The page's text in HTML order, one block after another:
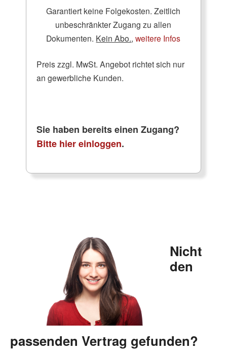
Garantiert keine Folgekosten. Zeitlich
unbeschränkter Zugang zu allen
Dokumenten. Kein Abo.,weitere Infos
Preis zzgl. MwSt. Angebot richtet sich nur
an gewerbliche Kunden.
Sie haben bereits einen Zugang?
Bitte hier einloggen.
Nicht
den
passenden Vertrag gefunden?